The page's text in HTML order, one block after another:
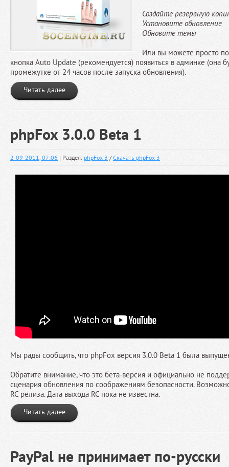
Создайте резервную
Установите обновление
Обновите темы
Или вы можете просто
кнопка Auto Update (рекомендуется) появиться в админке (она
промежутке от 24 часов после запуска обновления).
Читать далее
phpFox 3.0.0 Beta 1
2-09-2011, 07:06 | Раздел: phpFox 3 /Скачать phpFox 3
Мы рады сообщить, что phpFox версия 3.0.0 Beta 1 была
Обратите внимание, что это бета-версия и официально не
сценария обновления по соображениям безопасности.
RC релиза. Дата выхода RC пока не известна.
Читать далее
PayPal не принимает по-русски